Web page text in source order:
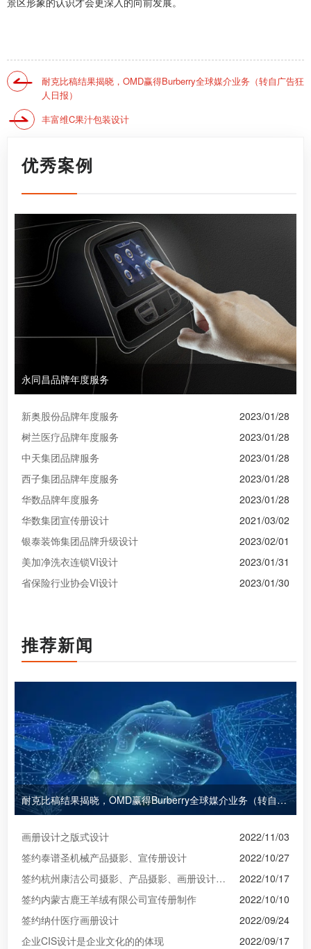
耐克比稿结果揭晓，OMD赢得Burberry全球媒介业务（转自广告狂
人日报）
丰富维C果汁包装设计
优秀案例
永同昌品牌年度服务
2023/01/28
新奥股份品牌年度服务
2023/01/28
树兰医疗品牌年度服务
2023/01/28
中天集团品牌服务
2023/01/28
西子集团品牌年度服务
2023/01/28
华数品牌年度服务
2021/03/02
华数集团宣传册设计
2023/02/01
银泰装饰集团品牌升级设计
2023/01/31
美加净洗衣连锁VI设计
2023/01/30
省保险行业协会VI设计
推荐新闻
耐克比稿结果揭晓，OMD赢得Burberry全球媒介业务（转自广告狂人日报）
2022/11/03
画册设计之版式设计
2022/10/27
签约泰谱圣机械产品摄影、宣传册设计
2022/10/17
签约杭州康洁公司摄影、产品摄影、画册设计制作
2022/10/10
签约内蒙古鹿王羊绒有限公司宣传册制作
2022/09/24
签约纳什医疗画册设计
2022/09/17
企业CIS设计是企业文化的的体现